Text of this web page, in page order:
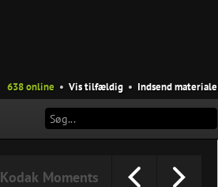
638 online • Vis tilfældig • Indsend materiale
Kodak Moments